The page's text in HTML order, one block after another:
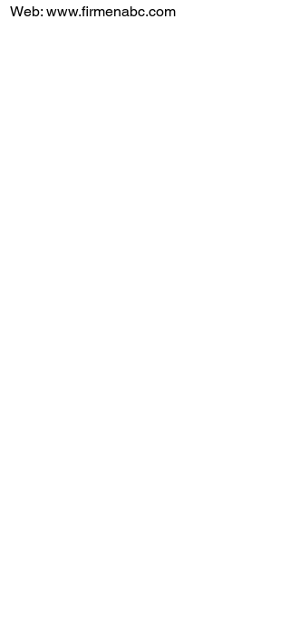
Web:www.firmenabc.com